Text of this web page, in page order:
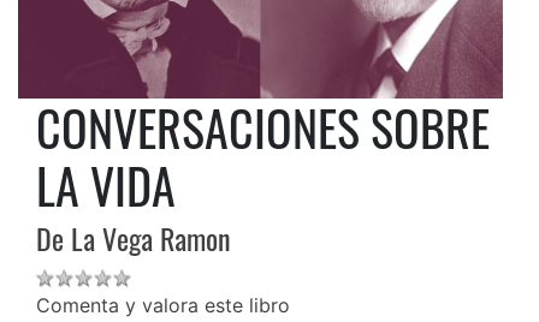
CONVERSACIONES SOBRE
LA VIDA
De La Vega Ramon
Comenta y valora este libro